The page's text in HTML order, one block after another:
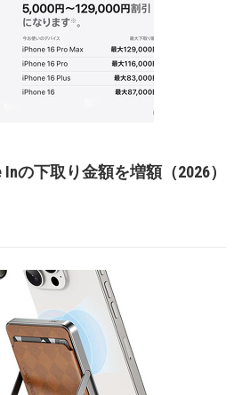
Inの下取り金額を増額（2026）